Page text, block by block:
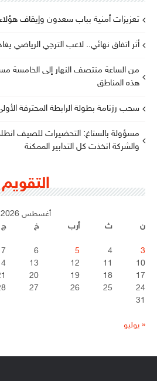
تعزيزات أمنية بباب سعدون وإيقاف هؤلاء
أثر اتفاق نهائي.. لاعب الترجي الرياضي
من الساعة منتصف النهار إلى الخامسة
هذه المناطق
سحب رزنامة بطولة الرابطة المحترفة
والشركة اتخذت كل التدابير الممكنة
التقويم
أغسطس 2026
ن
ث أرب خ ج
3
4
5
6
7
10
11
12
13
17
18
19
20
24
25
26
27
31
« يوليو